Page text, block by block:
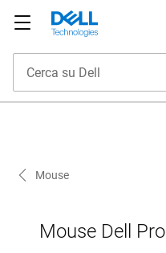
Mouse
Mouse Dell